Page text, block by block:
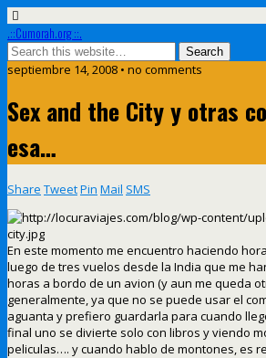
.::Cumorah.org ::.
septiembre 14, 2008 • no comments
Sex and the City y otras
esa…
Share TweetPin Mail SMS
En este momento me encuentro haciendo
luego de tres vuelos desde la India que me
horas a bordo de un avion (y aun me queda
generalmente, ya que no se puede usar el
aguanta y prefiero guardarla para cuando
final uno se divierte solo con libros y viendo
peliculas…. y cuando hablo de montones, es